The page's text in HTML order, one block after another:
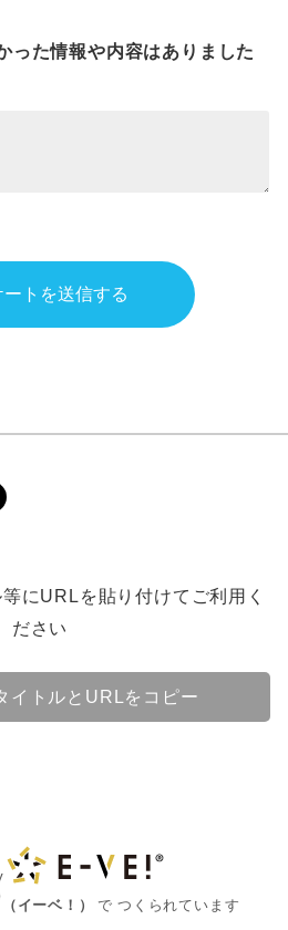
った情報や内容はありました
ートを送信する
にURLを貼り付けてご利用く
ださい
イトルとURLをコピー
（イーベ！） で つくられています